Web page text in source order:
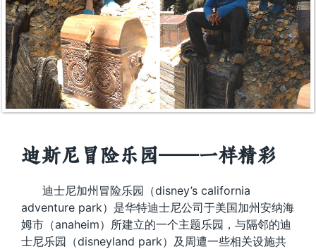
迪斯尼冒险乐园——一样精彩
迪士尼加州冒险乐园（disney’s california
adventure park）是华特迪士尼公司于美国加州安纳海
姆市（anaheim）所建立的一个主题乐园，与隔邻的迪
士尼乐园（disneyland park）及周遭一些相关设施共